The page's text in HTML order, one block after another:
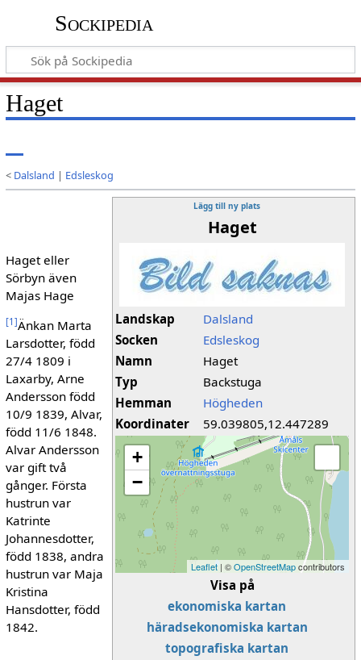
Sockipedia
Haget
< Dalsland | Edsleskog
Lägg till ny plats
Haget
Landskap
Dalsland
Socken
Edsleskog
Namn
Haget
Typ
Backstuga
Hemman
Högheden
Koordinater
59.039805,12.447289
+
−
Leaflet | ©OpenStreetMapcontributors
Visa på
ekonomiska kartan
häradsekonomiska kartan
topografiska kartan
Haget eller
Sörbyn även
Majas Hage
[1 ]Änkan Marta
Larsdotter, född
27/4 1809 i
Laxarby, Arne
Andersson född
10/9 1839, Alvar,
född 11/6 1848.
Alvar Andersson
var gift två
gånger. Första
hustrun var
Katrinte
Johannesdotter,
född 1838, andra
hustrun var Maja
Kristina
Hansdotter, född
1842.